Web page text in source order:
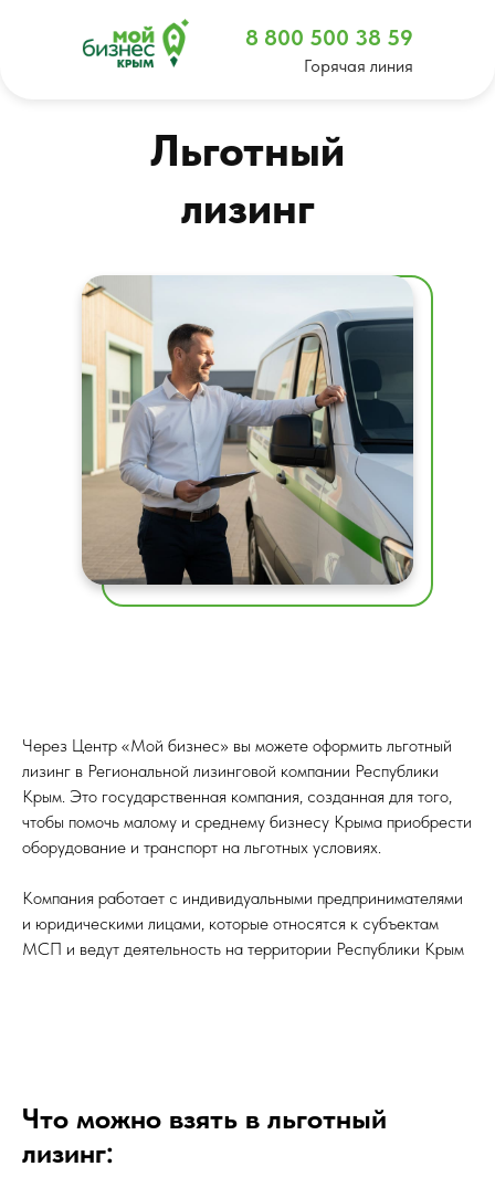
Горячая линия
8 800 500 38 59
Льготный
лизинг
Через Центр «Мой бизнес» вы можете оформить льготный
лизинг в Региональной лизинговой компании Республики
Крым. Это государственная компания, созданная для того,
чтобы помочь малому и среднему бизнесу Крыма приобрести
оборудование и транспорт на льготных условиях.
Компания работает с индивидуальными предпринимателями
и юридическими лицами, которые относятся к субъектам
МСП и ведут деятельность на территории Республики Крым
Что можно взять в льготный
лизинг: